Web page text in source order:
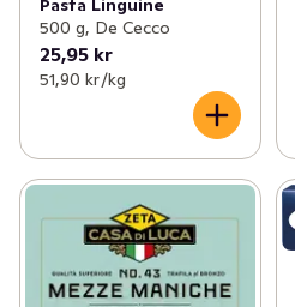
Pasta Linguine
500 g, De Cecco
25,95 kr
51,90 kr /kg